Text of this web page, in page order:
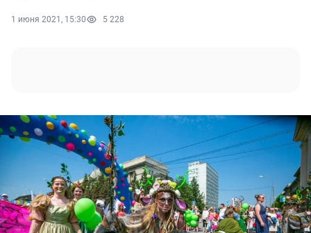
1 июня 2021, 15:30 5 228